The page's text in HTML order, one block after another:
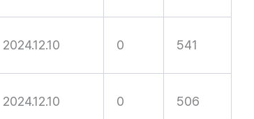
2024.12.10 0 541
2024.12.10 0 506